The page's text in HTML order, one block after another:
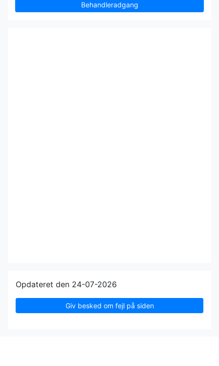
Behandleradgang
Opdateret den 24-07-2026
Giv besked om fejl på siden